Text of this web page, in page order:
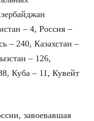
– 4, Россия –
– 240, Казахстан –
– 126,
Куба – 11, Кувейт
завоевавшая